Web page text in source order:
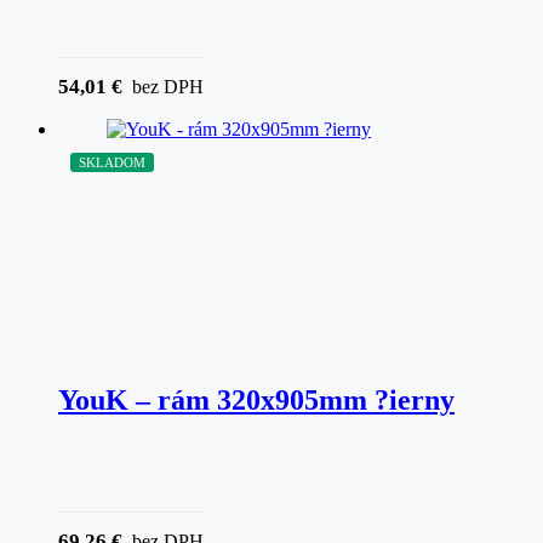
54,01 € bez DPH
SKLADOM
YouK – rám 320x905mm ?ierny